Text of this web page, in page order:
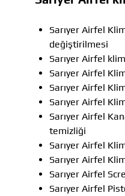
Sarıyer Airfel
değiştirilmesi
Sarıyer Airfel
Sarıyer Airfel
Sarıyer Airfel
Sarıyer Airfel
Sarıyer Airfel
temizliği
Sarıyer Airfel
Sarıyer Airfel
Sarıyer Airfel
Sarıyer Airfel